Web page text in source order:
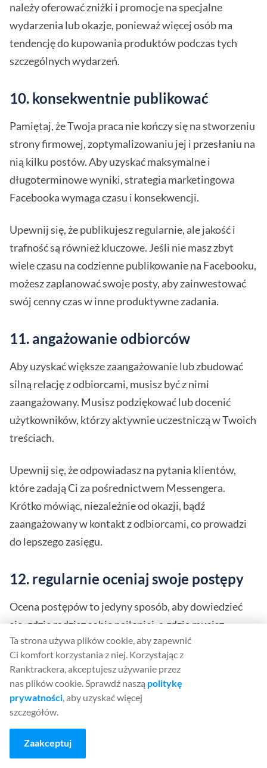
należy oferować zniżki i promocje na specjalne
wydarzenia lub okazje, ponieważ więcej osób ma
tendencję do kupowania produktów podczas tych
szczególnych wydarzeń.
10. konsekwentnie publikować
Pamiętaj, że Twoja praca nie kończy się na stworzeniu
strony firmowej, zoptymalizowaniu jej i przesłaniu na
nią kilku postów. Aby uzyskać maksymalne i
długoterminowe wyniki, strategia marketingowa
Facebooka wymaga czasu i konsekwencji.
Upewnij się, że publikujesz regularnie, ale jakość i
trafność są również kluczowe. Jeśli nie masz zbyt
wiele czasu na codzienne publikowanie na Facebooku,
możesz zaplanować swoje posty, aby zainwestować
swój cenny czas w inne produktywne zadania.
11. angażowanie odbiorców
Aby uzyskać większe zaangażowanie lub zbudować
silną relację z odbiorcami, musisz być z nimi
zaangażowany. Musisz podziękować lub docenić
użytkowników, którzy aktywnie uczestniczą w Twoich
treściach.
Upewnij się, że odpowiadasz na pytania klientów,
które zadają Ci za pośrednictwem Messengera.
Krótko mówiąc, niezależnie od okazji, bądź
zaangażowany w kontakt z odbiorcami, co prowadzi
do lepszego zasięgu.
12. regularnie oceniaj swoje postępy
Ocena postępów to jedyny sposób, aby dowiedzieć
się, gdzie radzisz sobie najlepiej, a gdzie musisz
wprowadzić ulepszenia. Narzędzia biznesowe
Facebooka pomagają uzyskać pełną analizę, w tym
dane demograficzne, zaangażowanie w posty,
najlepszy czas na publikację i wiele innych. Regularnie
oceniaj swoje wyniki i opracuj odpowiednią strategię,
aby zmaksymalizować swoje wyniki.
Ta strona używa plików cookie, aby zapewnić
Ci komfort korzystania z niej. Korzystając z
Ranktrackera, akceptujesz używanie przez
nas plików cookie. Sprawdź naszą politykę
prywatności, aby uzyskać więcej
szczegółów.
Zaakceptuj